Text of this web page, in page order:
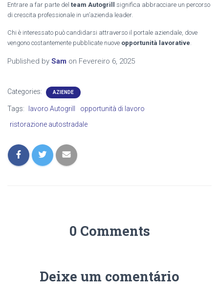
Entrare a far parte del team Autogrill
significa abbracciare un percorso
di crescita professionale in un’azienda leader.
Chi è interessato può candidarsi attraverso il portale aziendale, dove
vengono costantemente pubblicate nuove opportunità lavorative
Published by Sam on Fevereiro 6, 2025
Categories: AZIENDE
Tags: lavoro Autogrill
opportunità di lavoro
ristorazione autostradale
0 Comments
Deixe um comentário